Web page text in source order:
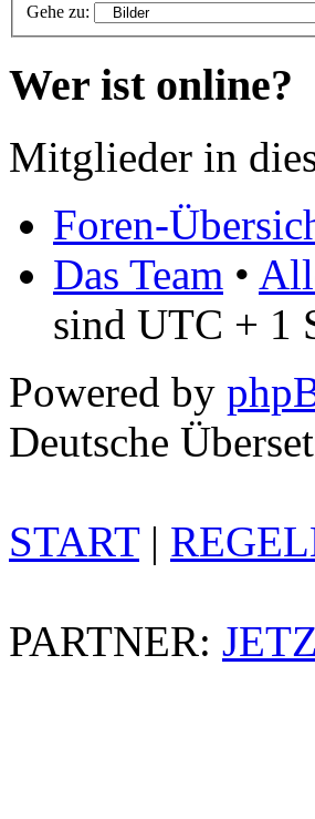
Gehe zu:
Wer ist online?
Mitglieder in
Foren-
Das Team •
sind UTC + 1
Powered by
Deutsche
START|
PARTNER: